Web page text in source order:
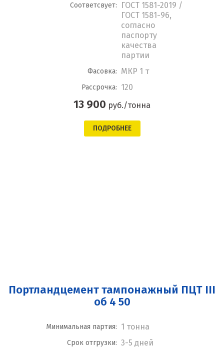
Соответсвует:
ГОСТ 1581-2019 /
ГОСТ 1581-96,
согласно
паспорту
качества
партии
Фасовка: МКР 1 т
Рассрочка: 120
13 900 руб./тонна
ПОДРОБНЕЕ
Портландцемент тампонажный ПЦТ III
об 4 50
Минимальная партия: 1 тонна
Срок отгрузки: 3-5 дней